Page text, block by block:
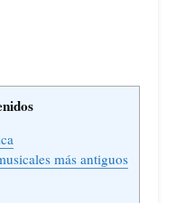
más antiguos